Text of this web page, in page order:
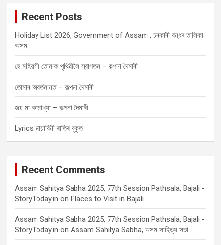
Recent Posts
Holiday List 2026, Government of Assam , চৰকাৰী বন্ধৰ তালিকা
অসম
হে মহিয়সী তোমাক পৃথিৱীলৈ স্বাগতম – কল্পনা দৈমাৰী
তোমাৰ অবৰ্তমানত – কল্পনা দৈমাৰী
জয় মা কামাখ্যা – কল্পনা দৈমাৰী
Lyrics মায়াবিনী ৰাতিৰ বুকুত
Recent Comments
Assam Sahitya Sabha 2025, 77th Session Pathsala, Bajali -
StoryToday.in on Places to Visit in Bajali
Assam Sahitya Sabha 2025, 77th Session Pathsala, Bajali -
StoryToday.in on Assam Sahitya Sabha, অসম সাহিত্য সভা